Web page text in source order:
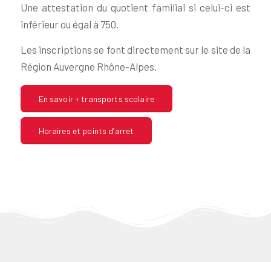
Une attestation du quotient familial si celui-ci est
inférieur ou égal à 750.
Les inscriptions se font directement sur le site de la
Région Auvergne Rhône-Alpes.
En savoir + transports scolaire
Horaires et points d’arret